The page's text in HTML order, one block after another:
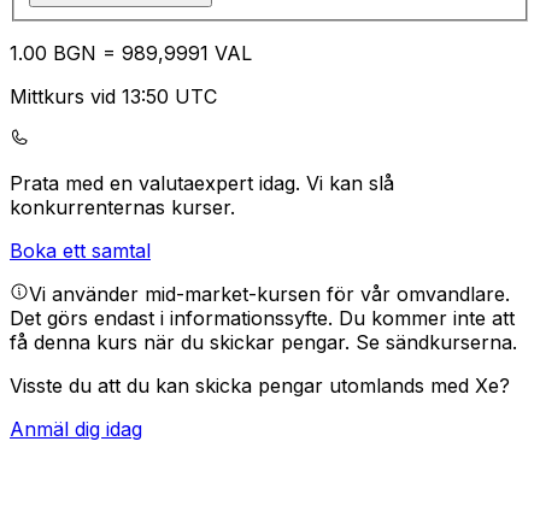
1.00 BGN = 989,9991 VAL
Mittkurs vid 13:50 UTC
Prata med en valutaexpert idag. Vi kan slå
konkurrenternas kurser.
Boka ett samtal
Vi använder mid-market-kursen för vår omvandlare.
Det görs endast i informationssyfte. Du kommer inte att
få denna kurs när du skickar pengar. Se sändkurserna.
Visste du att du kan skicka pengar utomlands med Xe?
Anmäl dig idag